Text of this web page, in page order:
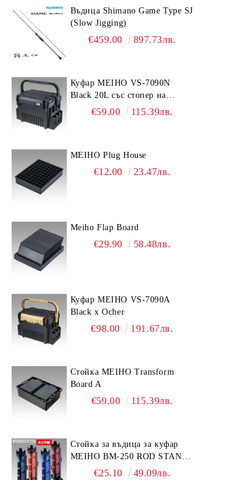
Drag Grease
Oil
Ножове
Колани
Въдица Shimano Game Type SJ
(Slow Jigging)
€459.00 897.73лв.
Куфар MEIHO VS-7090N
Black 20L със стопер на
дръжката€59.00 115.39лв.
MEIHO Plug House
€12.00 23.47лв.
Meiho Flap Board
€29.90 58.48лв.
Куфар MEIHO VS-7090A
Black x Ocher
€98.00 191.67лв.
Стойка MEIHO Transform
Board A
€59.00 115.39лв.
Стойка за въдица за куфар
MEIHO BM-250 ROD STAND
-Light Blue/Black color
€25.10 49.09лв.